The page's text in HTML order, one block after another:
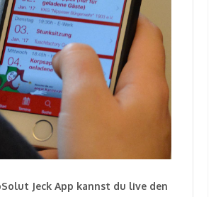
Jeck App kannst du live den